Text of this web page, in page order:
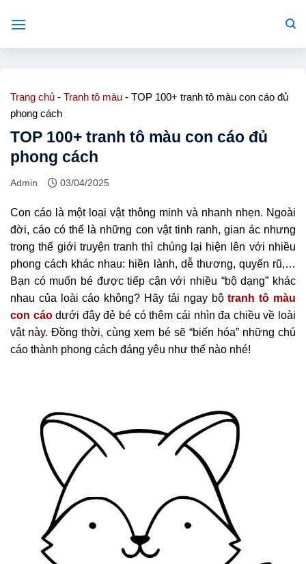
qua
Trang chủ - Tranh tô màu - TOP 100+ tranh tô màu con cáo đủ
phong cách
TOP 100+ tranh tô màu con cáo đủ
phong cách
Admin 03/04/2025
Con cáo là một loại vật thông minh và nhanh nhẹn. Ngoài
đời, cáo có thể là những con vật tinh ranh, gian ác nhưng
trong thế giới truyện tranh thì chúng lại hiện lên với nhiều
phong cách khác nhau: hiền lành, dễ thương, quyến rũ,…
Bạn có muốn bé được tiếp cận với nhiều “bộ dạng” khác
nhau của loài cáo không? Hãy tải ngay bộtranh tô màu
con cáodưới đây đẻ bé có thêm cái nhìn đa chiều về loài
vật này. Đồng thời, cùng xem bé sẽ “biến hóa” những chú
cáo thành phong cách đáng yêu như thế nào nhé!